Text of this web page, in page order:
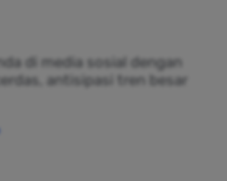
di media sosial dengan
antisipasi tren besar